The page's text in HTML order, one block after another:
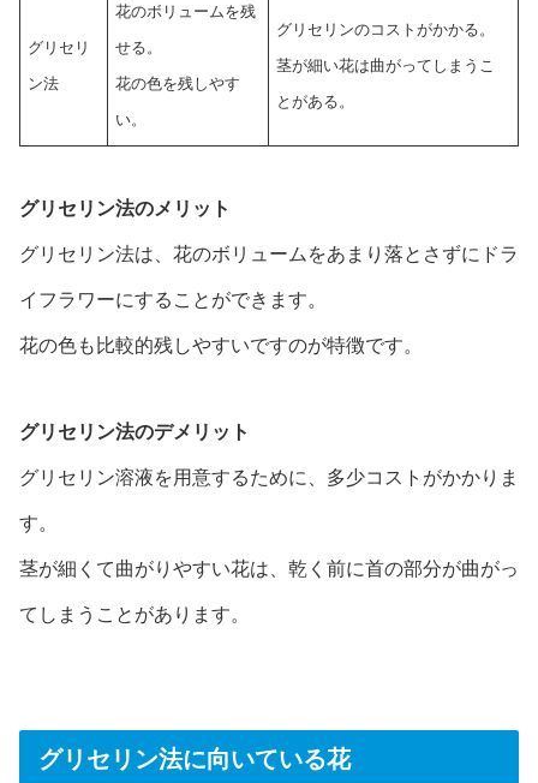
グリセリ
ン法
花のボリュームを残
せる。
花の色を残しやす
い。
グリセリンのコストがかかる。
茎が細い花は曲がってしまうこ
とがある。
グリセリン法のメリット
グリセリン法は、花のボリュームをあまり落とさずにドラ
イフラワーにすることができます。
花の色も比較的残しやすいですのが特徴です。
グリセリン法のデメリット
グリセリン溶液を用意するために、多少コストがかかりま
す。
茎が細くて曲がりやすい花は、乾く前に首の部分が曲がっ
てしまうことがあります。
グリセリン法に向いている花